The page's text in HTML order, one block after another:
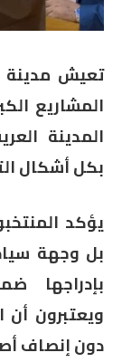
تعيش مدينة
المشاريع
المدينة
بكل أشكال
يؤكد
بل وجهة
بإدراجها
ويعتبرون
دون إنصاف